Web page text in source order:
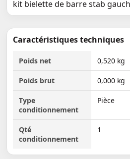
kit bielette de barre stab
Caractéristiques techniques
Poids net 0,520 kg
Poids brut 0,000 kg
Type
conditionnement
Pièce
Qté
conditionnement
1